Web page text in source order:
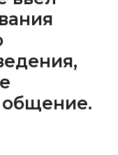
общение.